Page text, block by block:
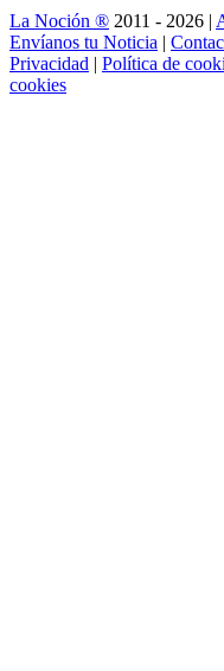
La Noción ® 2011 - 2026 |
Envíanos tu Noticia |
Privacidad | Política de
cookies